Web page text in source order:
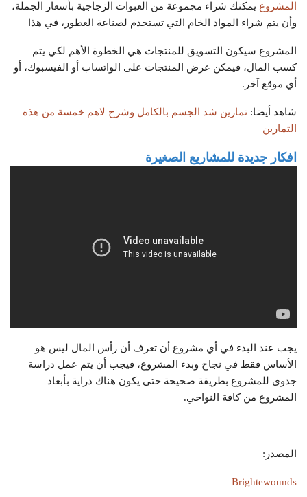
المشروع يمكنك شراء مجموعة من العبوات الزجاجية بأسعار الجملة،
وأن يتم شراء المواد الخام التي تستخدم لصناعة العطور، في هذا
المشروع سيكون التسويق للمنتجات هي الخطوة الأهم لكي يتم
كسب المال، فيمكن عرض المنتجات على الواتساب أو الفيسبوك، أو
أي موقع آخر.
شاهد أيضا: تمارين شد الجسم بالكامل وشرح لاهم خمسة من هذه
التمارين
افكار جديدة للمشاريع الصغيرة
يجب عند البدء في أي مشروع أن تعرف أن رأس المال ليس هو
الأساس فقط في نجاح وبدء المشروع، فيجب أن يتم عمل دراسة
جدوى للمشروع بطريقة صحيحة حتى يكون هناك دراية بأبعاد
المشروع من كافة النواحي.
المصدر:
Brightewounds